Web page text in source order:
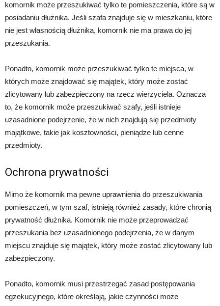
komornik może przeszukiwać tylko te pomieszczenia, które są w
posiadaniu dłużnika. Jeśli szafa znajduje się w mieszkaniu, które
nie jest własnością dłużnika, komornik nie ma prawa do jej
przeszukania.
Ponadto, komornik może przeszukiwać tylko te miejsca, w
których może znajdować się majątek, który może zostać
zlicytowany lub zabezpieczony na rzecz wierzyciela. Oznacza
to, że komornik może przeszukiwać szafy, jeśli istnieje
uzasadnione podejrzenie, że w nich znajdują się przedmioty
majątkowe, takie jak kosztowności, pieniądze lub cenne
przedmioty.
Ochrona prywatności
Mimo że komornik ma pewne uprawnienia do przeszukiwania
pomieszczeń, w tym szaf, istnieją również zasady, które chronią
prywatność dłużnika. Komornik nie może przeprowadzać
przeszukania bez uzasadnionego podejrzenia, że w danym
miejscu znajduje się majątek, który może zostać zlicytowany lub
zabezpieczony.
Ponadto, komornik musi przestrzegać zasad postępowania
egzekucyjnego, które określają, jakie czynności może